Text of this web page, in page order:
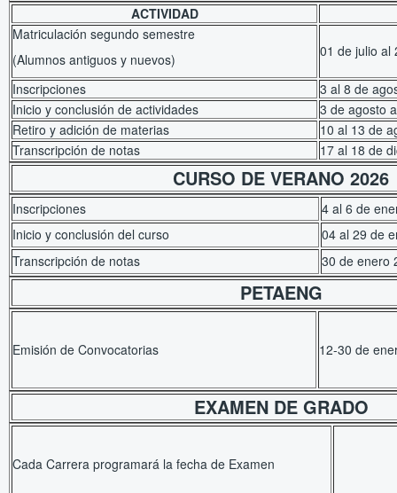
ACTIVIDAD
Matriculación segundo semestre
(Alumnos antiguos y nuevos)
01 de julio al
Inscripciones
3 al 8 de
Inicio y conclusión de actividades
3 de agosto
Retiro y adición de materias
10 al 13 de
Transcripción de notas
17 al 18 de
CURSO DE VERANO 2026
Inscripciones
4 al 6 de
Inicio y conclusión del curso
04 al 29 de
Transcripción de notas
30 de enero
PETAENG
Emisión de Convocatorias 12-30 de
EXAMEN DE GRADO
Cada Carrera programará la fecha de Examen